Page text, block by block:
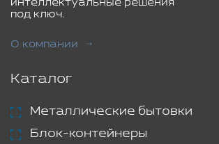
под ключ.
О компании
Каталог
Металлические бытовки
Блок-контейнеры